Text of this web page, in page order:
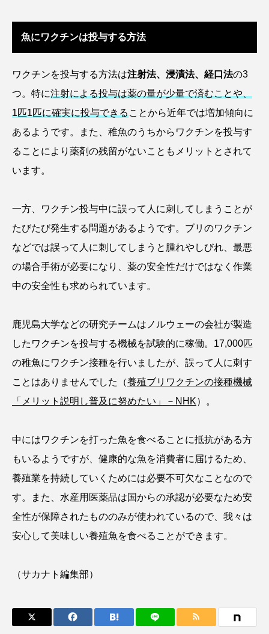
ソトオリイワシ ソラスズメダイ
タカラガイ タガメ タコ タコクラゲ
タコブネ タチウオ タナゴ
タラバガニ ダイオウイカ ダイオウカサゴ
ダイサギ
チョウクラゲ チョウザメ
チリメンモンスター チンアナゴ
ツキヒハナダイ テナガエビ デンキウナギ
トゲウオ トド トラウツボ
トラフザメ トラフシャコ トンボ
ドキュメンタリー ドジョウ ドスイカ
ドチザメ ナマズ ナンヨウブダイ
ナンヨウマンタ ニギス ニシキアナゴ
ニシキフウライウオ ニシシマドジョウ
ニジハギ ニジマス ニセゴイシウツボ
ニフレル ニホンカワウソ ニホンザリガニ
ニホンナマズ ニュウドウカジカ
ネコギギ ネコザメ
ノロゲンゲ ハス ハゼ ハタタテダイ
魚にワクチンは投与する方法
ワクチンを投与する方法は注射法、浸漬法、経口法の3
つ。特に注射による投与は薬の量が少量で済むことや、
1匹1匹に確実に投与できることから近年では増加傾向に
あるようです。また、稚魚のうちからワクチンを投与す
ることにより薬剤の残留がないこともメリットとされて
います。
一方、ワクチン投与中に誤って人に刺してしまうことが
たびたび発生する問題があるようです。ブリのワクチン
などでは誤って人に刺してしまうと腫れやしびれ、最悪
の場合手術が必要になり、薬の安全性だけではなく作業
中の安全性も求められています。
鹿児島大学などの研究チームはノルウェーの会社が製造
したワクチンを投与する機械を試験的に稼働。17,000匹
の稚魚にワクチン接種を行いましたが、誤って人に刺す
ことはありませんでした（養殖ブリワクチンの接種機械
「メリット説明し普及に努めたい」－NHK）。
中にはワクチンを打った魚を食べることに抵抗がある方
もいるようですが、健康的な魚を消費者に届けるため、
養殖業を持続していくためには必要不可欠なことなので
す。また、水産用医薬品は国からの承認が必要なため安
全性が保障されたもののみが使われているので、我々は
安心して美味しい養殖魚を食べることができます。
（サカナト編集部）